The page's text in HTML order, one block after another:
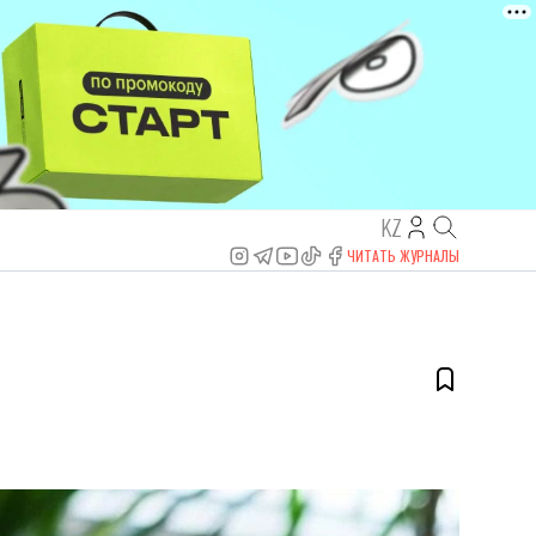
KZ
ЧИТАТЬ ЖУРНАЛЫ